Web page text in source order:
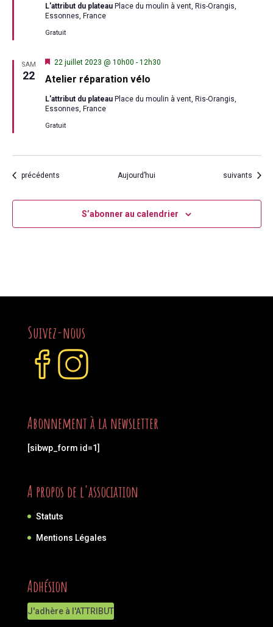
L'attribut du plateau Place du moulin à vent, Ris-Orangis,
Essonnes, France
Gratuit
SAM
22 Atelier réparation vélo
Mis
avant
22 juillet 2023 @ 10h00 - 12h30
L'attribut du plateau Place du moulin à vent, Ris-Orangis,
Essonnes, France
Gratuit
Évènements
précédents Aujourd’hui Évènements
suivants
S’abonner au calendrier
Suivez-nous
Abonnement à la newsletter
[sibwp_form id=1]
A propos de l'association
Statuts
Mentions Légales
Adhésion
J'adhère à l'ATTRIBUT